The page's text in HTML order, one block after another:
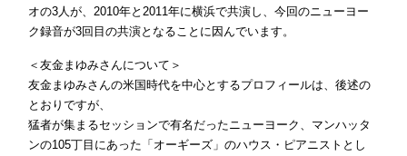
オの3人が、2010年と2011年に横浜で共演し、今回のニューヨー
ク録音が3回目の共演となることに因んでいます。
＜友金まゆみさんについて＞
友金まゆみさんの米国時代を中心とするプロフィールは、後述の
とおりですが、
猛者が集まるセッションで有名だったニューヨーク、マンハッタ
ンの105丁目にあった「オーギーズ」のハウス・ピアニストとし